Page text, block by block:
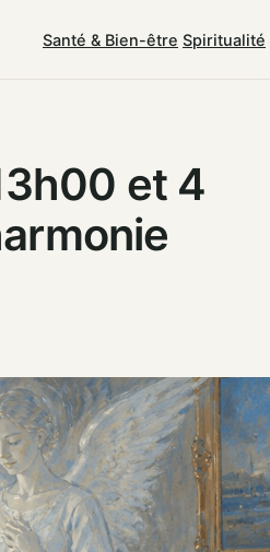
Santé & Bien-être Spiritualité
et 4